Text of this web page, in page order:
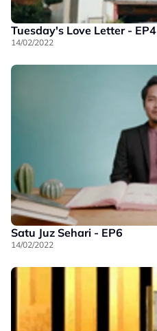
Tuesday's Love Letter - EP4
14/02/2022
Satu Juz Sehari - EP6
14/02/2022